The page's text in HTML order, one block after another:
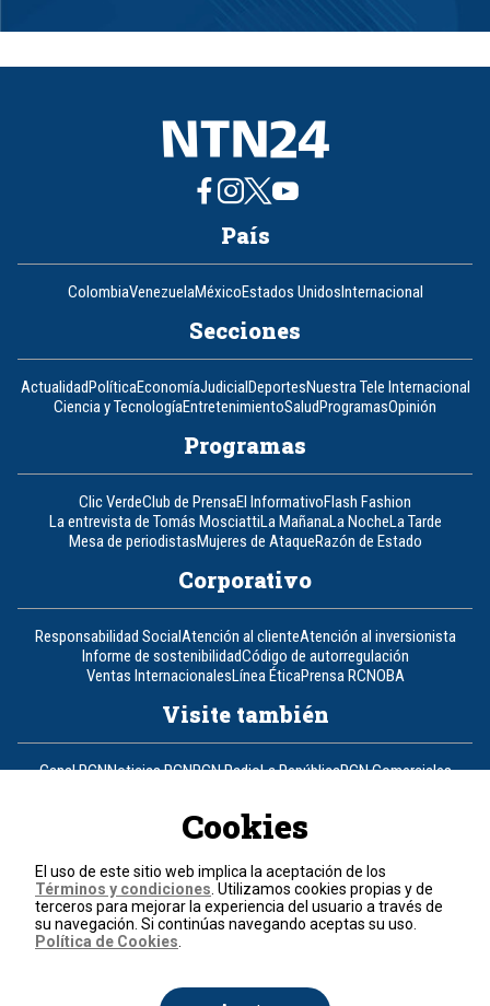
1
8
País
ColombiaVenezuelaMéxicoEstados UnidosInternacional
Secciones
ActualidadPolíticaEconomíaJudicialDeportesNuestra Tele Internacional
Ciencia y TecnologíaEntretenimientoSaludProgramasOpinión
Programas
Clic VerdeClub de PrensaEl InformativoFlash Fashion
La entrevista de Tomás MosciattiLa MañanaLa NocheLa Tarde
Mesa de periodistasMujeres de AtaqueRazón de Estado
Corporativo
Responsabilidad SocialAtención al clienteAtención al inversionista
Informe de sostenibilidadCódigo de autorregulación
Ventas InternacionalesLínea ÉticaPrensa RCNOBA
Visite también
Canal RCNNoticias RCNRCN RadioLa RepúblicaRCN Comerciales
Un producto de RCN Televisión
Contáctenos
Teléfono+57 (601) 426 92 92
Términos y condiciones
Cookies
El uso de este sitio web implica la aceptación de los
Términos y condiciones . Utilizamos cookies propias y de
terceros para mejorar la experiencia del usuario a través de
su navegación. Si continúas navegando aceptas su uso.
Política de Cookies